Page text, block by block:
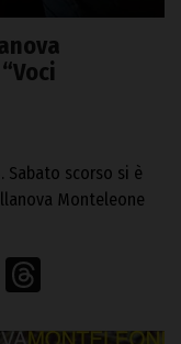
Sabato scorso si è
Monteleone
Email